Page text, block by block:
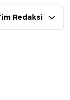
Redaksi